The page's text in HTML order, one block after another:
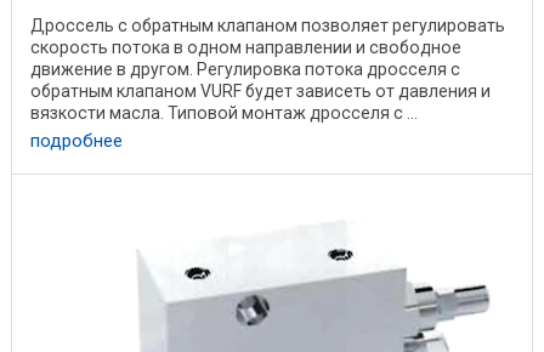
Дроссель с обратным клапаном позволяет регулировать
скорость потока в одном направлении и свободное
движение в другом. Регулировка потока дросселя с
обратным клапаном VURF будет зависеть от давления и
вязкости масла. Типовой монтаж дросселя с ...
подробнее